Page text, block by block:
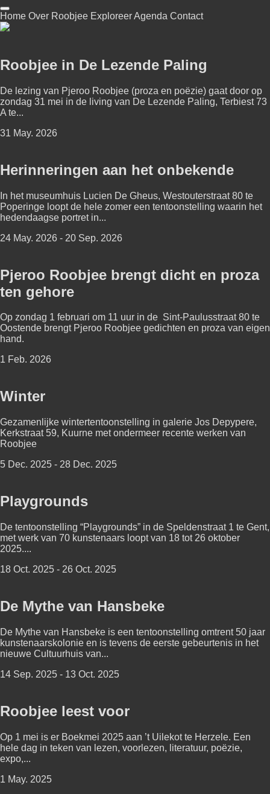
Home Over Roobjee ExploreerAgenda Contact
Roobjee in De Lezende Paling
De lezing van Pjeroo Roobjee (proza en poëzie) gaat door op
zondag 31 mei in de living van De Lezende Paling, Terbiest 73
A te...
31 May. 2026
Herinneringen aan het onbekende
In het museumhuis Lucien De Gheus, Westouterstraat 80 te
Poperinge loopt de hele zomer een tentoonstelling waarin het
hedendaagse portret in...
24 May. 2026 - 20 Sep. 2026
Pjeroo Roobjee brengt dicht en proza
ten gehore
Op zondag 1 februari om 11 uur in de Sint-Paulusstraat 80 te
Oostende brengt Pjeroo Roobjee gedichten en proza van eigen
hand.
1 Feb. 2026
Winter
Gezamenlijke wintertentoonstelling in galerie Jos Depypere,
Kerkstraat 59, Kuurne met ondermeer recente werken van
Roobjee
5 Dec. 2025 - 28 Dec. 2025
Playgrounds
De tentoonstelling “Playgrounds” in de Speldenstraat 1 te Gent,
met werk van 70 kunstenaars loopt van 18 tot 26 oktober
2025....
18 Oct. 2025 - 26 Oct. 2025
De Mythe van Hansbeke
De Mythe van Hansbeke is een tentoonstelling omtrent 50 jaar
kunstenaarskolonie en is tevens de eerste gebeurtenis in het
nieuwe Cultuurhuis van...
14 Sep. 2025 - 13 Oct. 2025
Roobjee leest voor
Op 1 mei is er Boekmei 2025 aan ’t Uilekot te Herzele. Een
hele dag in teken van lezen, voorlezen, literatuur, poëzie,
expo,...
1 May. 2025